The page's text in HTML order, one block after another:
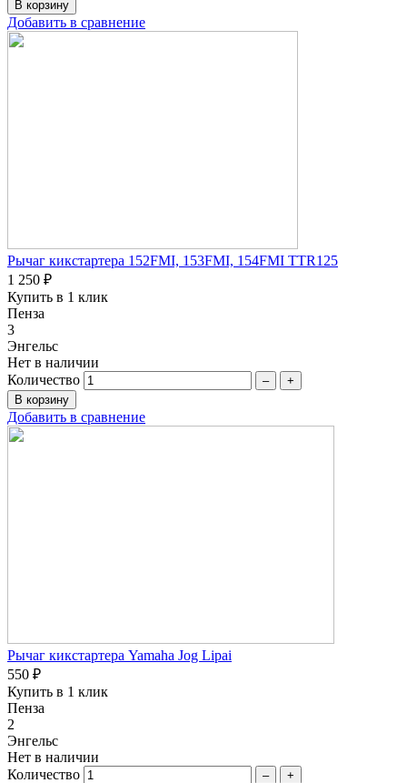
Добавить в сравнение
Рычаг кикстартера 152FMI, 153FMI, 154FMI TTR125
1 250 ₽
Купить в 1 клик
Пенза
3
Энгельс
Нет в наличии
Количество
– +
Добавить в сравнение
Рычаг кикстартера Yamaha Jog Lipai
550 ₽
Купить в 1 клик
Пенза
2
Энгельс
Нет в наличии
Количество
– +